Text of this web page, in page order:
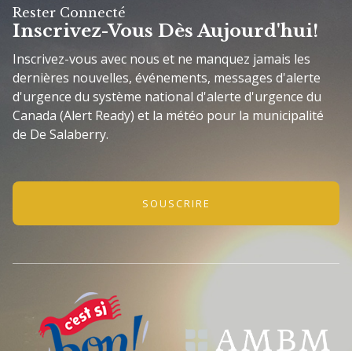
Rester Connecté
Inscrivez-Vous Dès Aujourd'hui!
Inscrivez-vous avec nous et ne manquez jamais les
dernières nouvelles, événements, messages d'alerte
d'urgence du système national d'alerte d'urgence du
Canada (Alert Ready) et la météo pour la municipalité
de De Salaberry.
SOUSCRIRE